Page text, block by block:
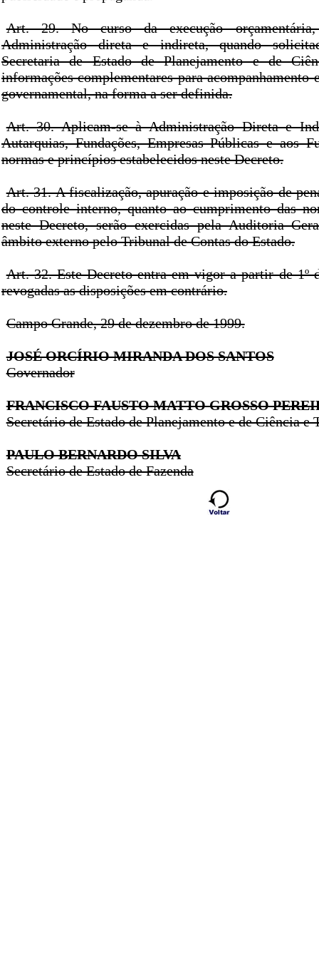
Art. 29. No curso da execução
Administração direta e indireta, quando
Secretaria de Estado de Planejamento e de
informações complementares para acompanhamento
governamental, na forma a ser definida.
Art. 30. Aplicam-se à Administração Direta e
Autarquias, Fundações, Empresas Públicas e aos
normas e princípios estabelecidos neste Decreto.
Art. 31. A fiscalização, apuração e imposição de
do controle interno, quanto ao cumprimento das
neste Decreto, serão exercidas pela Auditoria
âmbito externo pelo Tribunal de Contas do Estado.
Art. 32. Este Decreto entra em vigor a partir de 1º
revogadas as disposições em contrário.
Campo Grande, 29 de dezembro de 1999.
JOSÉ ORCÍRIO MIRANDA DOS SANTOS
Governador
FRANCISCO FAUSTO MATTO GROSSO
Secretário de Estado de Planejamento e de Ciência e
PAULO BERNARDO SILVA
Secretário de Estado de Fazenda